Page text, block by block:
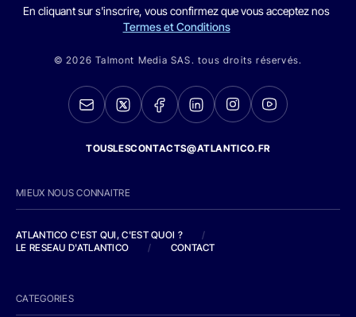
En cliquant sur s'inscrire, vous confirmez que vous acceptez nos
Termes et Conditions
© 2026 Talmont Media SAS. tous droits réservés.
TOUSLESCONTACTS@ATLANTICO.FR
MIEUX NOUS CONNAITRE
ATLANTICO C'EST QUI, C'EST QUOI ?
/
LE RESEAU D'ATLANTICO
/ CONTACT
CATEGORIES